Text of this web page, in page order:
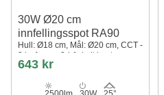
30W Ø20 cm
innfellingsspot RA90
Hull: Ø18 cm, Mål: Ø20 cm, CCT -
3 lysfarger, 3-i-1, hvit kant
643 kr